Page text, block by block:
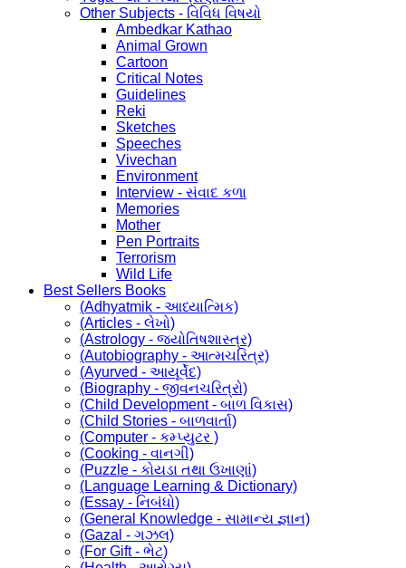
Other Subjects - વિવિધ વિષયો
Ambedkar Kathao
Animal Grown
Cartoon
Critical Notes
Guidelines
Reki
Sketches
Speeches
Vivechan
Environment
Interview - સંવાદ કળા
Memories
Mother
Pen Portraits
Terrorism
Wild Life
Best Sellers Books
(Adhyatmik - આધ્યાત્મિક)
(Articles - લેખો)
(Astrology - જ્યોતિષશાસ્ત્ર)
(Autobiography - આત્મચરિત્ર)
(Ayurved - આયૂર્વેદ)
(Biography - જીવનચરિત્રો)
(Child Development - બાળ વિકાસ)
(Child Stories - બાળવાર્તા)
(Computer - કમ્પ્યુટર )
(Cooking - વાનગી)
(Puzzle - કોયડા તથા ઉખાણાં)
(Language Learning & Dictionary)
(Essay - નિબંધો)
(General Knowledge - સામાન્ય જ્ઞાન)
(Gazal - ગઝલ)
(For Gift - ભેટ)